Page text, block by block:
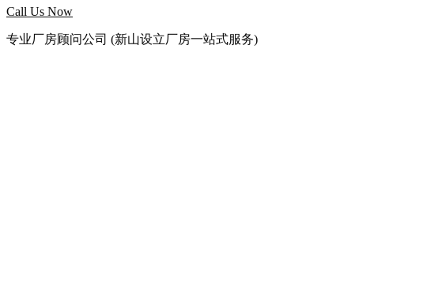
Call Us Now
专业厂房顾问公司 (新山设立厂房一站式服务)